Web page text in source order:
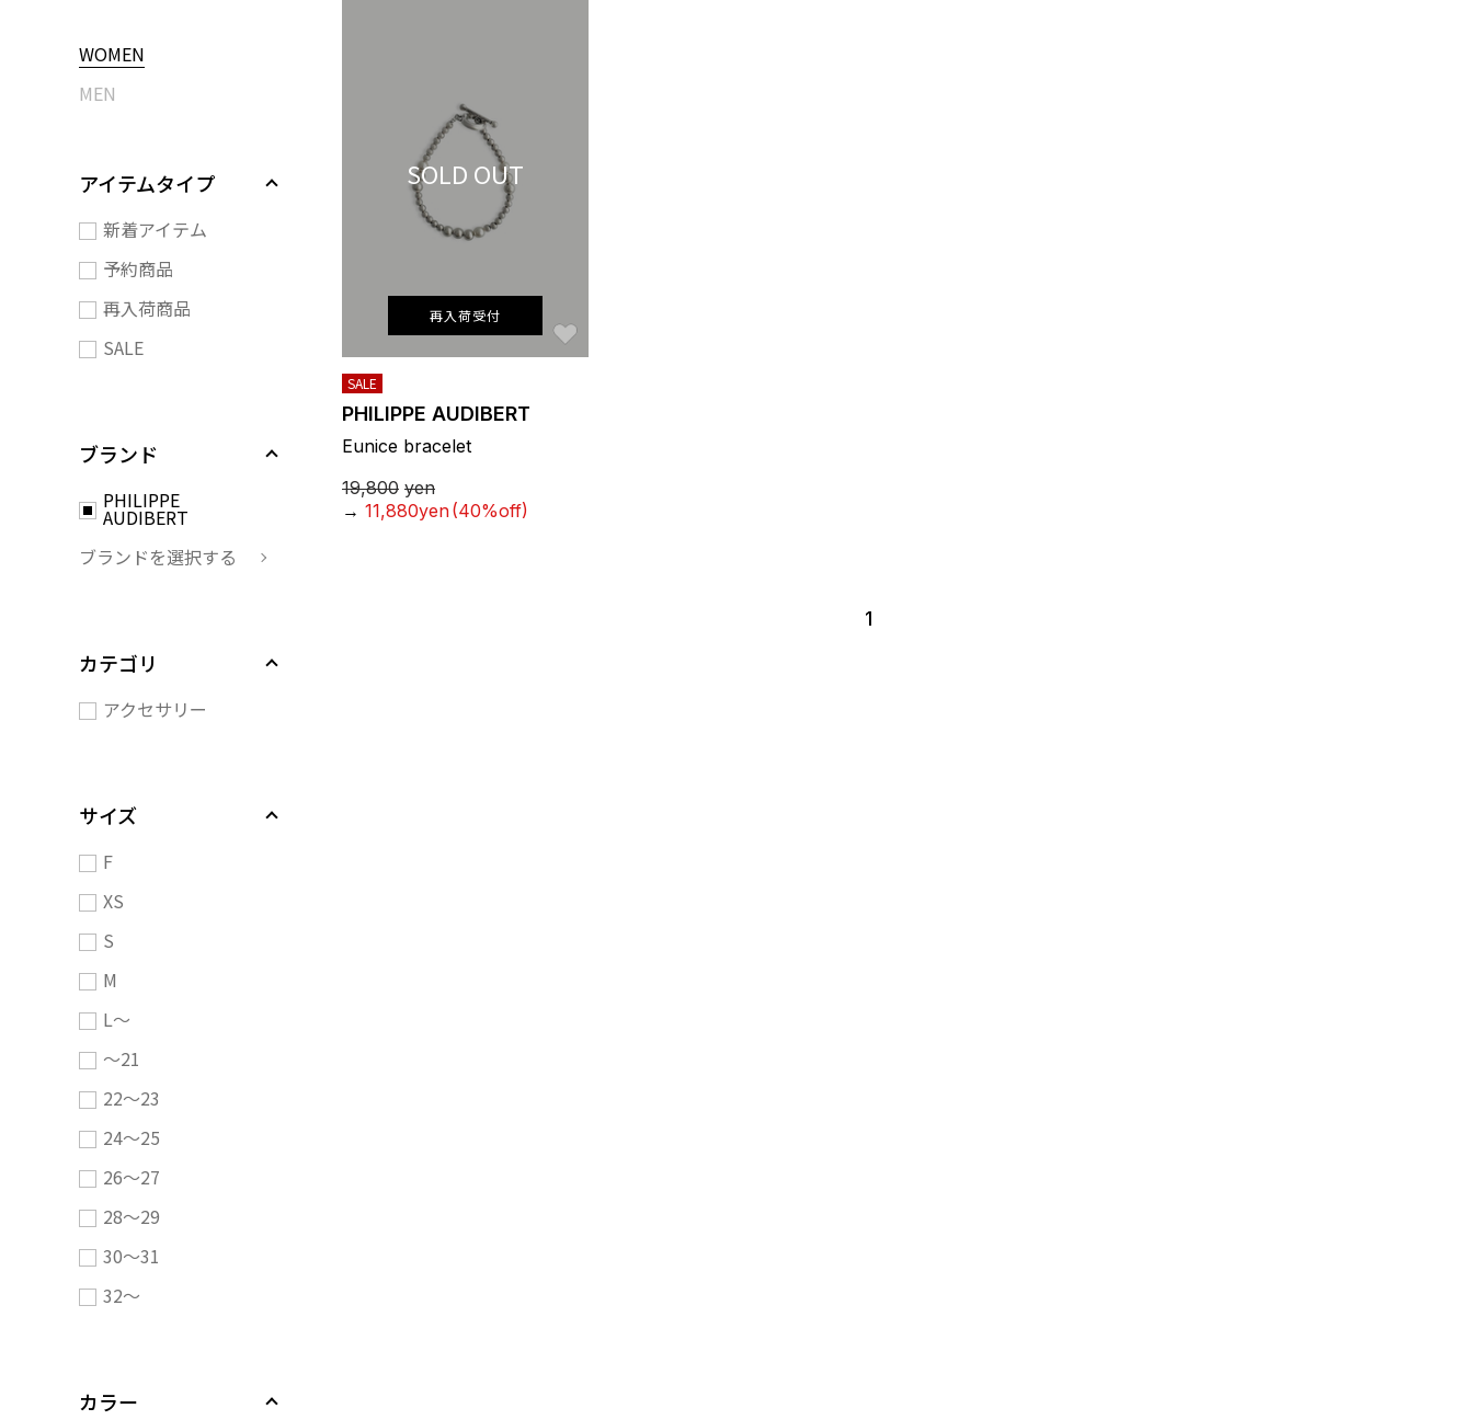
WOMEN
MEN
アイテムタイプ
新着アイテム
予約商品
再入荷商品
SALE
ブランド
PHILIPPE
AUDIBERT
ブランドを選択する
カテゴリ
アクセサリー
サイズ
F
XS
S
M
L～
～21
22～23
24～25
26～27
28～29
30～31
32～
カラー
SOLD OUT
再入荷受付
SALE
PHILIPPE AUDIBERT
Eunice bracelet
19,800 yen
→ 11,880yen(40%off)
1